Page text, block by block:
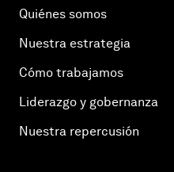
Quiénes somos
Nuestra estrategia
Cómo trabajamos
Liderazgo y gobernanza
Nuestra repercusión